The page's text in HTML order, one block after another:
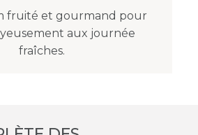
fruité et gourmand pour
aux journée
fraîches.